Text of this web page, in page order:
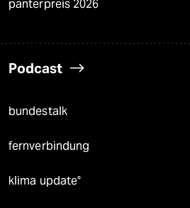
panterpreis 2026
Podcast
bundestalk
fernverbindung
klima update°